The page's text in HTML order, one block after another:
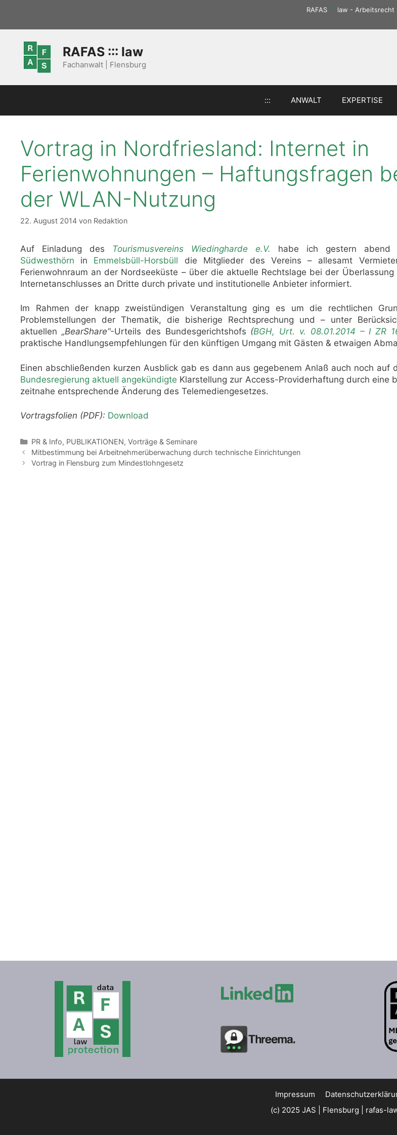
springen
RAFAS ::: law - Arbeitsrecht
RAFAS ::: law
Fachanwalt | Flensburg
::: ANWALT EXPERTISE
Vortrag in Nordfriesland: Internet in
Ferienwohnungen – Haftungsfragen
der WLAN-Nutzung
22. August 2014 von Redaktion
Auf Einladung des Tourismusvereins Wiedingharde e.V. habe ich gestern abend
Südwesthörn in Emmelsbüll-Horsbüll die Mitglieder des Vereins – allesamt
Ferienwohnraum an der Nordseeküste – über die aktuelle Rechtslage bei der Überlassung
Internetanschlusses an Dritte durch private und institutionelle Anbieter informiert.
Im Rahmen der knapp zweistündigen Veranstaltung ging es um die rechtlichen
Problemstellungen der Thematik, die bisherige Rechtsprechung und – unter
aktuellen „BearShare“-Urteils des Bundesgerichtshofs (BGH, Urt. v. 08.01.2014 – I ZR
praktische Handlungsempfehlungen für den künftigen Umgang mit Gästen & etwaigen
Einen abschließenden kurzen Ausblick gab es dann aus gegebenem Anlaß auch noch auf
Bundesregierung aktuell angekündigte Klarstellung zur Access-Providerhaftung durch eine
zeitnahe entsprechende Änderung des Telemediengesetzes.
Vortragsfolien (PDF): Download
Kategorien
PR & Info, PUBLIKATIONEN, Vorträge & Seminare
Mitbestimmung bei Arbeitnehmerüberwachung durch technische Einrichtungen
Vortrag in Flensburg zum Mindestlohngesetz
Impressum
(c) 2025 JAS | Flensburg | rafas-